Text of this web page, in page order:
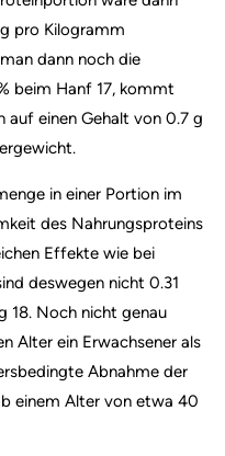
pro Kilogramm
dann noch die
beim Hanf 17, kommt
auf einen Gehalt von 0.7 g
in einer Portion im
des Nahrungsproteins
Effekte wie bei
deswegen nicht 0.31
18. Noch nicht genau
Alter ein Erwachsener als
Abnahme der
einem Alter von etwa 40